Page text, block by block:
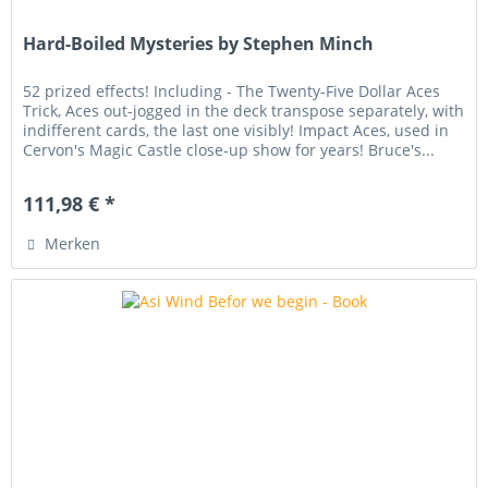
Hard-Boiled Mysteries by Stephen Minch
52 prized effects! Including - The Twenty-Five Dollar Aces
Trick, Aces out-jogged in the deck transpose separately, with
indifferent cards, the last one visibly! Impact Aces, used in
Cervon's Magic Castle close-up show for years! Bruce's...
111,98 € *
Merken